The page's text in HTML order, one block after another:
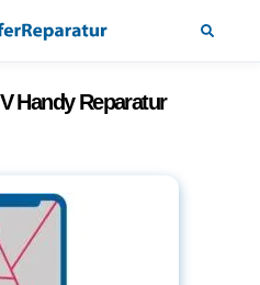
Handy Reparatur